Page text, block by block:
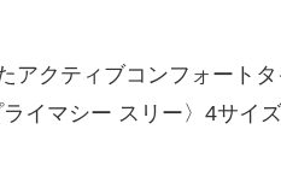
アクティブコンフォート
イマシー スリー〉4サイ